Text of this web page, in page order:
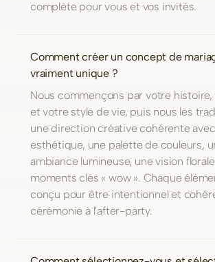
complète pour vous et vos invités.
Comment créer un concept de
vraiment unique ?
Nous commençons par votre
et votre style de vie, puis nous les
une direction créative cohérente
esthétique, une palette de couleurs,
ambiance lumineuse, une vision
moments clés « wow ». Chaque
conçu pour être intentionnel et
cérémonie à l'after-party.